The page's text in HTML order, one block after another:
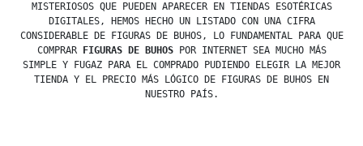
MISTERIOSOS QUE PUEDEN APARECER EN TIENDAS ESOTÉRICAS
DIGITALES, HEMOS HECHO UN LISTADO CON UNA CIFRA
CONSIDERABLE DE FIGURAS DE BUHOS, LO FUNDAMENTAL PARA QUE
COMPRAR
FIGURAS DE BUHOSPOR INTERNET SEA MUCHO MÁS
SIMPLE Y FUGAZ PARA EL COMPRADO PUDIENDO ELEGIR LA MEJOR
TIENDA Y EL PRECIO MÁS LÓGICO DE FIGURAS DE BUHOS EN
NUESTRO PAÍS.